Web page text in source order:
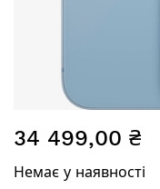
до
галереї
34 499,00 ₴
Немає у наявності